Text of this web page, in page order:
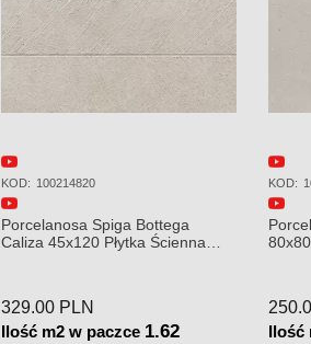
KOD: 100323039
Porcelanosa Bottega Caliza
80x80 Płytka Ceramiczna
250.00 PLN
Ilość m2 w paczce 1.28
KOD:
Ilość